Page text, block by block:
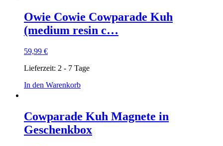
Owie Cowie Cowparade Kuh
(medium resin c…
59,99 €
Lieferzeit: 2 - 7 Tage
In den Warenkorb
Cowparade Kuh Magnete in
Geschenkbox